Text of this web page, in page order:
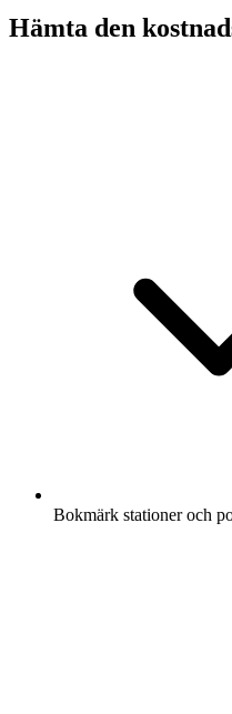
Hämta den
Bokmärk stationer och